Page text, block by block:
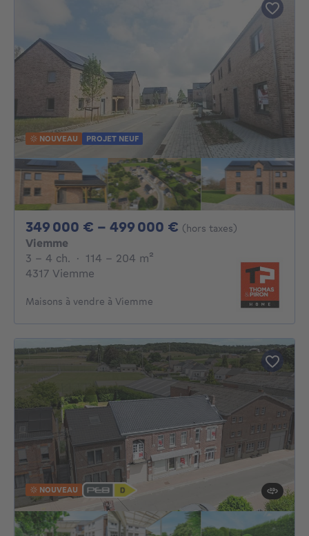
NOUVEAU PROJET NEUF
349 000 € - 499 000 € De 349000€ À
(hors taxes)
Viemme
3 - 4 Chambres
3 - 4 ch. · 114 - 204 m²
4317 Viemme
Maisons à vendre à Viemme
NOUVEAU